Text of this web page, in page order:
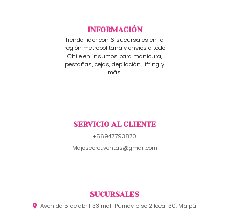
INFORMACIÓN
Tienda líder con 6 sucursales en la
región metropolitana y envíos a todo
Chile en insumos para manicura,
pestañas, cejas, depilación, lifting y
más.
SERVICIO AL CLIENTE
+56947793870
Majosecret.ventas@gmail.com
SUCURSALES
Avenida 5 de abril 33 mall Pumay piso 2 local 30, Maipú